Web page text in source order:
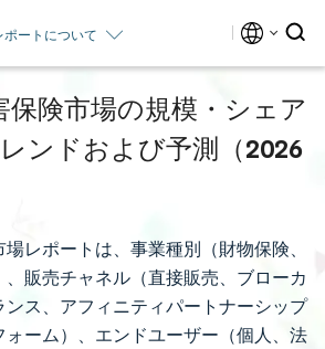
ポートについて
保険市場の規模・シェア
ンドおよび予測（2026
レポートは、事業種別（財物保険、
販売チャネル（直接販売、ブローカ
ンス、アフィニティパートナーシップ
ォーム）、エンドユーザー（個人、法